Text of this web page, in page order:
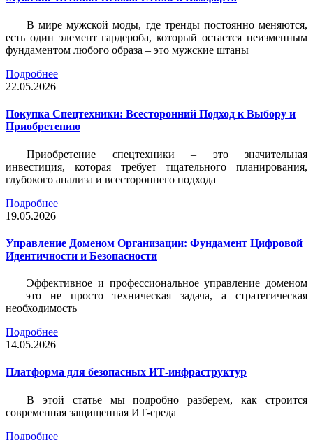
В мире мужской моды, где тренды постоянно меняются,
есть один элемент гардероба, который остается неизменным
фундаментом любого образа – это мужские штаны
Подробнее
22.05.2026
Покупка Спецтехники: Всесторонний Подход к Выбору и
Приобретению
Приобретение спецтехники – это значительная
инвестиция, которая требует тщательного планирования,
глубокого анализа и всестороннего подхода
Подробнее
19.05.2026
Управление Доменом Организации: Фундамент Цифровой
Идентичности и Безопасности
Эффективное и профессиональное управление доменом
— это не просто техническая задача, а стратегическая
необходимость
Подробнее
14.05.2026
Платформа для безопасных ИТ-инфраструктур
В этой статье мы подробно разберем, как строится
современная защищенная ИТ-среда
Подробнее